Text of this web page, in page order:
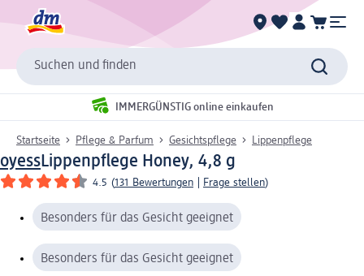
Suchen und finden
IMMERGÜNSTIG online einkaufen
Startseite Pflege & Parfum Gesichtspflege Lippenpflege
oyessLippenpflege Honey, 4,8 g
4.5 (131 Bewertungen Frage stellen)
Besonders für das Gesicht geeignet
Besonders für das Gesicht geeignet